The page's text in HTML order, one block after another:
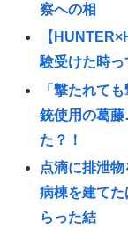
察への相
【
験受けた時
「撃たれて
銃使用の葛
た？！
点滴に排泄
病棟を建て
らった結